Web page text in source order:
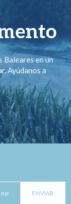
Baleares en un
Ayúdanos a